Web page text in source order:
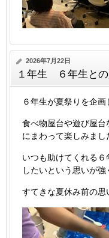
2026年7月22日
１年生 ６年生との
６年生が夏祭りを企画
食べ物屋台や遊び屋
にまわって楽しみまし
いつも助けてくれる
したいという思いが強
すてきな夏休み前の思